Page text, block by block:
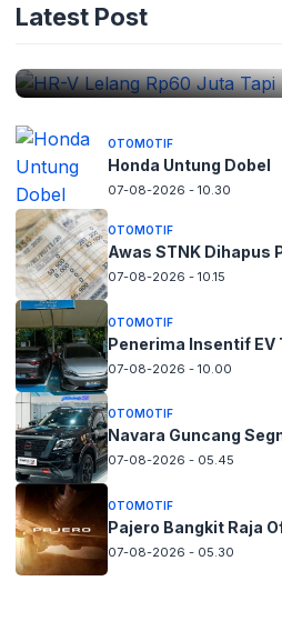
Latest Post
Awas
OTOMOTIF
Honda Untung Dobel
07-08-2026 - 10.30
OTOMOTIF
Awas STNK Dihapus
07-08-2026 - 10.15
OTOMOTIF
Penerima Insentif EV
07-08-2026 - 10.00
OTOMOTIF
Navara Guncang
07-08-2026 - 05.45
OTOMOTIF
Pajero Bangkit Raja
07-08-2026 - 05.30